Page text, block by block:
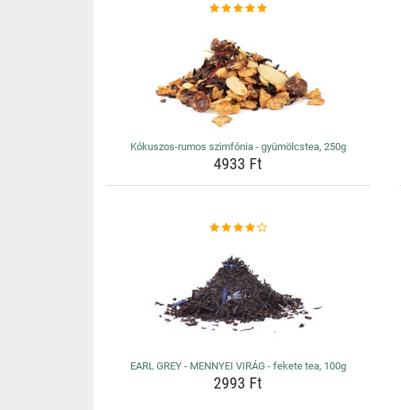
Kókuszos-rumos szimfónia - gyümölcstea, 250g
4933 Ft
EARL GREY - MENNYEI VIRÁG - fekete tea, 100g
2993 Ft